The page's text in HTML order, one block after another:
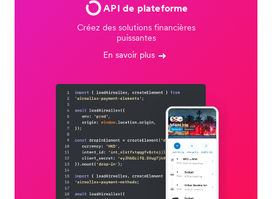
API de plateforme
Créez des solutions financières
puissantes
En savoir plus